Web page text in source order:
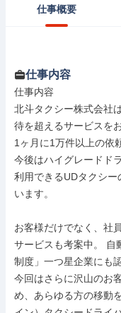
仕事概要
仕事内容
仕事内容
北斗タクシー株式会社
待を超えるサービスを
1ヶ月に1万件以上の依
今後はハイグレードド
利用できるUDタクシ
います。
お客様だけでなく、社
サービスも考案中。 自
制度」一つ星企業にも
今回はさらに沢山のお
め、あらゆる方の移動